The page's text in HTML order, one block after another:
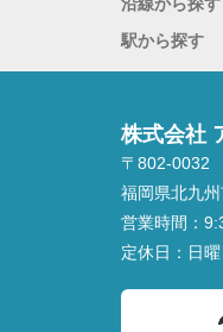
駅から探す
株式会社
〒802-0032
福岡県北九
営業時間：
定休日： 日